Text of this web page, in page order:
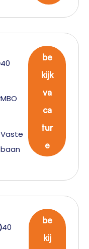
40
MBO
Vaste
baan
be
kijk
va
ca
tur
e
40
be
kij